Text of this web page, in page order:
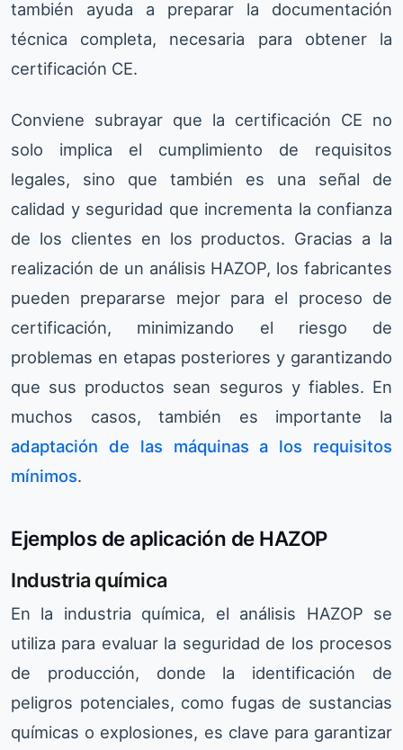
también ayuda a preparar la documentación
técnica completa, necesaria para obtener la
certificación CE.
Conviene subrayar que la certificación CE no
solo implica el cumplimiento de requisitos
legales, sino que también es una señal de
calidad y seguridad que incrementa la confianza
de los clientes en los productos. Gracias a la
realización de un análisis HAZOP, los fabricantes
pueden prepararse mejor para el proceso de
certificación, minimizando el riesgo de
problemas en etapas posteriores y garantizando
que sus productos sean seguros y fiables. En
muchos casos, también es importante la
adaptación de las máquinas a los requisitos
mínimos.
Ejemplos de aplicación de HAZOP
Industria química
En la industria química, el análisis HAZOP se
utiliza para evaluar la seguridad de los procesos
de producción, donde la identificación de
peligros potenciales, como fugas de sustancias
químicas o explosiones, es clave para garantizar